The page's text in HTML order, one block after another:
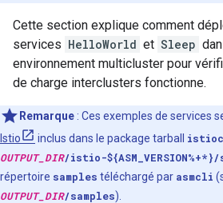
Cette section explique comment
services HelloWorld et Sleep
environnement multicluster pour
de charge interclusters fonctionne.
Remarque : Ces exemples de services
Istio
inclus dans le package tarball
OUTPUT_DIR/istio-${ASM_VERSION%+*}/
répertoire samples téléchargé par asmcli
OUTPUT_DIR/samples).